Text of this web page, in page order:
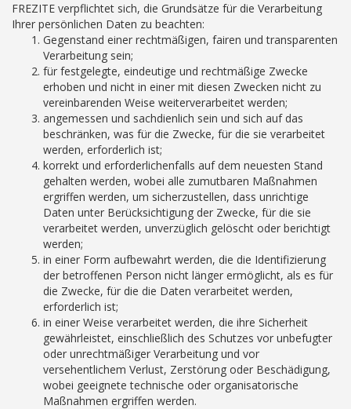
FREZITE verpflichtet sich, die Grundsätze für die Verarbeitung
Ihrer persönlichen Daten zu beachten:
Gegenstand einer rechtmäßigen, fairen und transparenten
Verarbeitung sein;
für festgelegte, eindeutige und rechtmäßige Zwecke
erhoben und nicht in einer mit diesen Zwecken nicht zu
vereinbarenden Weise weiterverarbeitet werden;
angemessen und sachdienlich sein und sich auf das
beschränken, was für die Zwecke, für die sie verarbeitet
werden, erforderlich ist;
korrekt und erforderlichenfalls auf dem neuesten Stand
gehalten werden, wobei alle zumutbaren Maßnahmen
ergriffen werden, um sicherzustellen, dass unrichtige
Daten unter Berücksichtigung der Zwecke, für die sie
verarbeitet werden, unverzüglich gelöscht oder berichtigt
werden;
in einer Form aufbewahrt werden, die die Identifizierung
der betroffenen Person nicht länger ermöglicht, als es für
die Zwecke, für die die Daten verarbeitet werden,
erforderlich ist;
in einer Weise verarbeitet werden, die ihre Sicherheit
gewährleistet, einschließlich des Schutzes vor unbefugter
oder unrechtmäßiger Verarbeitung und vor
versehentlichem Verlust, Zerstörung oder Beschädigung,
wobei geeignete technische oder organisatorische
Maßnahmen ergriffen werden.